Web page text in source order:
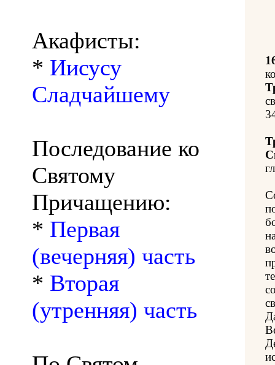
Акафисты:
* Иисусу
Сладчайшему
Последование ко
Святому
Причащению:
* Первая
(вечерняя) часть
* Вторая
(утренняя) часть